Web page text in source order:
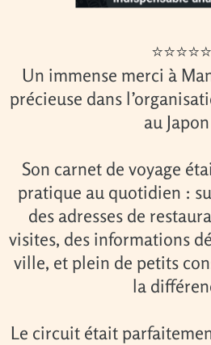
⭐⭐⭐⭐⭐
Un immense merci à
précieuse dans
au
Son carnet de voyage
pratique au quotidien :
des adresses de
visites, des informations
ville, et plein de petits
la
Le circuit était